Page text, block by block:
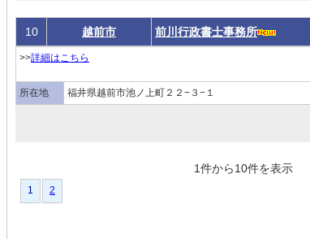
10 越前市 前川行政書士事務所
>>詳細はこちら
所在地 福井県越前市池ノ上町２２−３−１
1件から10件を表示
1 2